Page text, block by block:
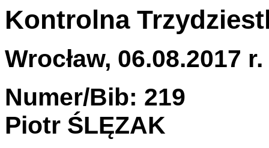
Kontrolna
Wrocław, 06.08.2017 r.
Numer/Bib: 219
Piotr ŚLĘZAK